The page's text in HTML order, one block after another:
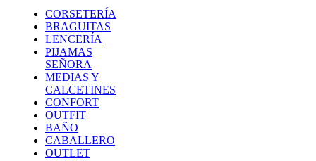
CORSETERÍA
BRAGUITAS
LENCERÍA
PIJAMAS
SEÑORA
MEDIAS Y
CALCETINES
CONFORT
OUTFIT
BAÑO
CABALLERO
OUTLET